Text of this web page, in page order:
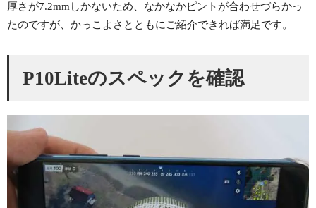
厚さが7.2mmしかないため、なかなかピントが合わせづらかっ
たのですが、かっこよさとともにご紹介できれば満足です。
P10Liteのスペックを確認